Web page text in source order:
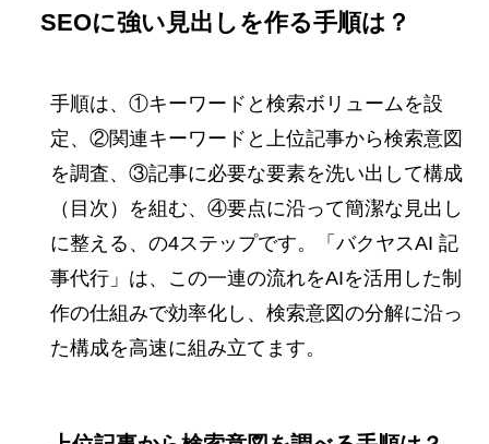
SEOに強い見出しを作る手順は？
手順は、①キーワードと検索ボリュームを設
定、②関連キーワードと上位記事から検索意図
を調査、③記事に必要な要素を洗い出して構成
（目次）を組む、④要点に沿って簡潔な見出し
に整える、の4ステップです。「バクヤスAI 記
事代行」は、この一連の流れをAIを活用した制
作の仕組みで効率化し、検索意図の分解に沿っ
た構成を高速に組み立てます。